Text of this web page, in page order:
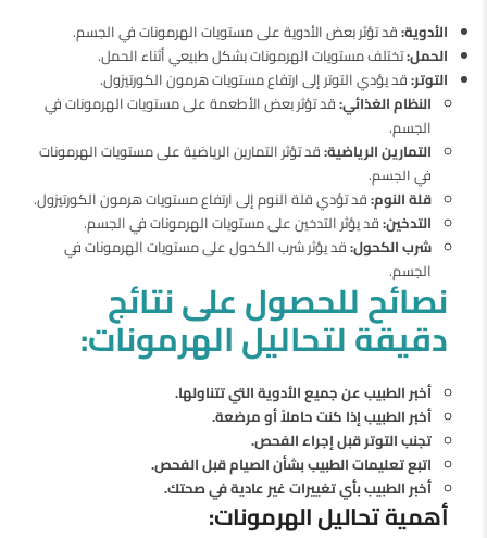
الأدوية:قد تؤثر بعض الأدوية على مستويات الهرمونات في الجسم.
الحمل:تختلف مستويات الهرمونات بشكل طبيعي أثناء الحمل.
التوتر:قد يؤدي التوتر إلى ارتفاع مستويات هرمون الكورتيزول.
النظام الغذائي:قد تؤثر بعض الأطعمة على مستويات الهرمونات في
الجسم.
التمارين الرياضية:قد تؤثر التمارين الرياضية على مستويات الهرمونات
في الجسم.
قلة النوم:قد تؤدي قلة النوم إلى ارتفاع مستويات هرمون الكورتيزول.
التدخين:قد يؤثر التدخين على مستويات الهرمونات في الجسم.
شرب الكحول:قد يؤثر شرب الكحول على مستويات الهرمونات في
الجسم.
نصائح للحصول على نتائج
دقيقة لتحاليل الهرمونات:
أخبر الطبيب عن جميع الأدوية التي تتناولها.
أخبر الطبيب إذا كنت حاملاً أو مرضعة.
تجنب التوتر قبل إجراء الفحص.
اتبع تعليمات الطبيب بشأن الصيام قبل الفحص.
أخبر الطبيب بأي تغييرات غير عادية في صحتك.
أهمية تحاليل الهرمونات: